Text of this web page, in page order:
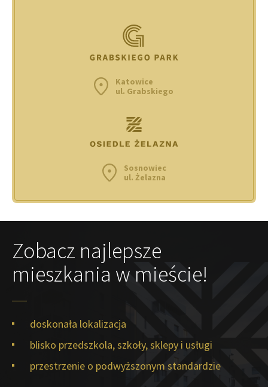
Katowice
ul. Grabskiego
Sosnowiec
ul. Żelazna
Zobacz najlepsze
mieszkania w mieście!
doskonała lokalizacja
blisko przedszkola, szkoły, sklepy i usługi
przestrzenie o podwyższonym standardzie